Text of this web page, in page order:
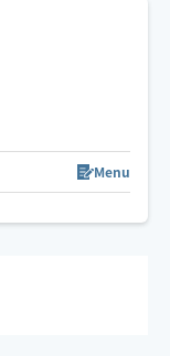
Menu